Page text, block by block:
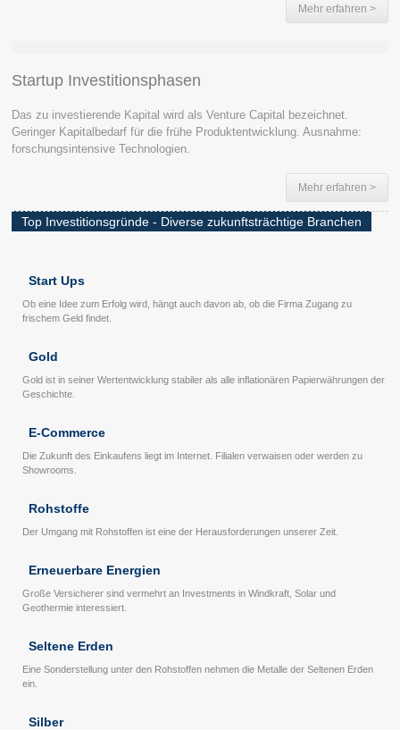
Mehr erfahren >
Startup Investitionsphasen
Das zu investierende Kapital wird als Venture Capital bezeichnet.
Geringer Kapitalbedarf für die frühe Produktentwicklung. Ausnahme:
forschungsintensive Technologien.
Mehr erfahren >
Top Investitionsgründe - Diverse zukunftsträchtige Branchen
Start Ups
Ob eine Idee zum Erfolg wird, hängt auch davon ab, ob die Firma Zugang zu
frischem Geld findet.
Gold
Gold ist in seiner Wertentwicklung stabiler als alle inflationären Papierwährungen der
Geschichte.
E-Commerce
Die Zukunft des Einkaufens liegt im Internet. Filialen verwaisen oder werden zu
Showrooms.
Rohstoffe
Der Umgang mit Rohstoffen ist eine der Herausforderungen unserer Zeit.
Erneuerbare Energien
Große Versicherer sind vermehrt an Investments in Windkraft, Solar und
Geothermie interessiert.
Seltene Erden
Eine Sonderstellung unter den Rohstoffen nehmen die Metalle der Seltenen Erden
ein.
Silber